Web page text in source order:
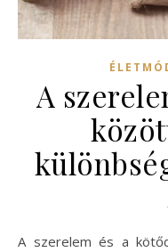
A
A szerelem és a kötődés érzései mélyen befolyásolják